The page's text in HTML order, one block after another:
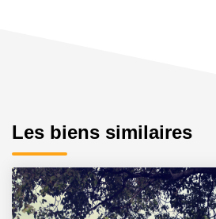
Les biens similaires